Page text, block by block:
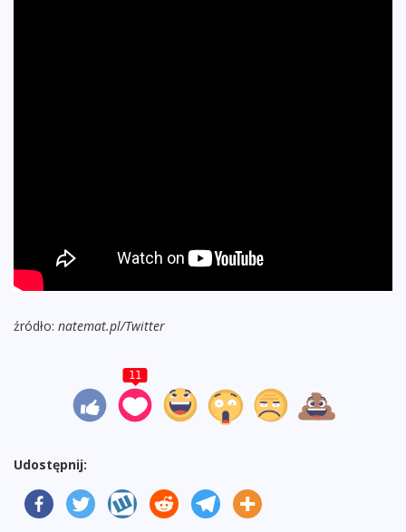
źródło: natemat.pl/Twitter
11
Udostępnij: